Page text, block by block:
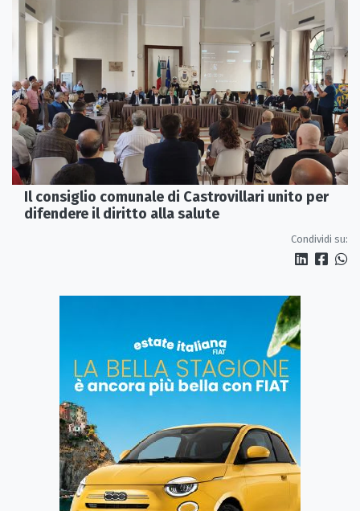
Il consiglio comunale di Castrovillari unito per
difendere il diritto alla salute
Condividi su: